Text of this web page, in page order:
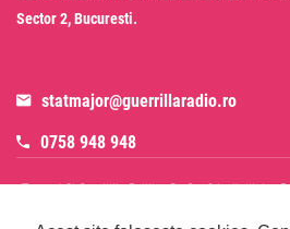
Sector 2, Bucuresti.
statmajor@guerrillaradio.ro
0758 948 948
Termeni Si Conditii Politica De Confidentialitate